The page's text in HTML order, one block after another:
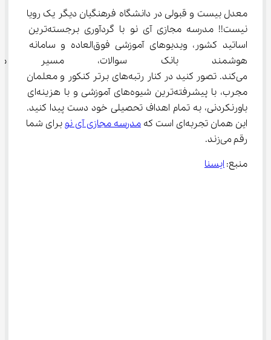
معدل بیست و قبولی در دانشگاه فرهنگیان دیگر یک رویا
نیست!! مدرسه مجازی آی ‌نو با گردآوری برجسته‌ترین
اساتید کشور، ویدیوهای آموزشی فوق‌العاده و سامانه
هوشمند بانک سوالات، مسیر
می‌کند. تصور کنید در کنار رتبه‌های برتر کنکور و معلمان
مجرب، با پیشرفته‌ترین شیوه‌های آموزشی و با هزینه‌ای
باورنکردنی، به تمام اهداف تحصیلی خود دست پیدا کنید.
این همان تجربه‌ای است که
مدرسه مجازی آی ‌نو
برای شما
رقم می‌زند.
منبع: ایسنا